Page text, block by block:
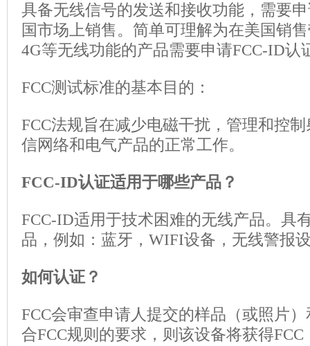
具备无线信号的发送和接收功能，需要
国市场上销售。简单可理解为在美国销
4G等无线功能的产品需要申请FCC-ID认
FCC测试标准的基本目的：
FCC法规旨在减少电磁干扰，管理和控
信网络和电气产品的正常工作。
FCC-ID认证适用于哪些产品？
FCC-ID适用于技术困难的无线产品。具
品，例如：蓝牙，WIFI设备，无线警报
如何认证？
FCC会审查申请人提交的样品（或照片
合FCC规则的要求，则该设备将获得